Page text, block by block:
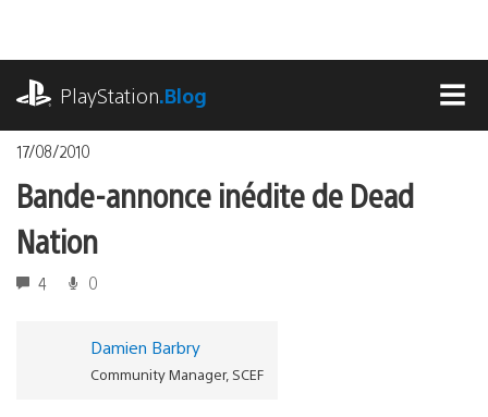
contenu
PlayStation.Blog
17/08/2010
Bande-annonce inédite de Dead
Nation
4 0
Damien Barbry
Community Manager, SCEF